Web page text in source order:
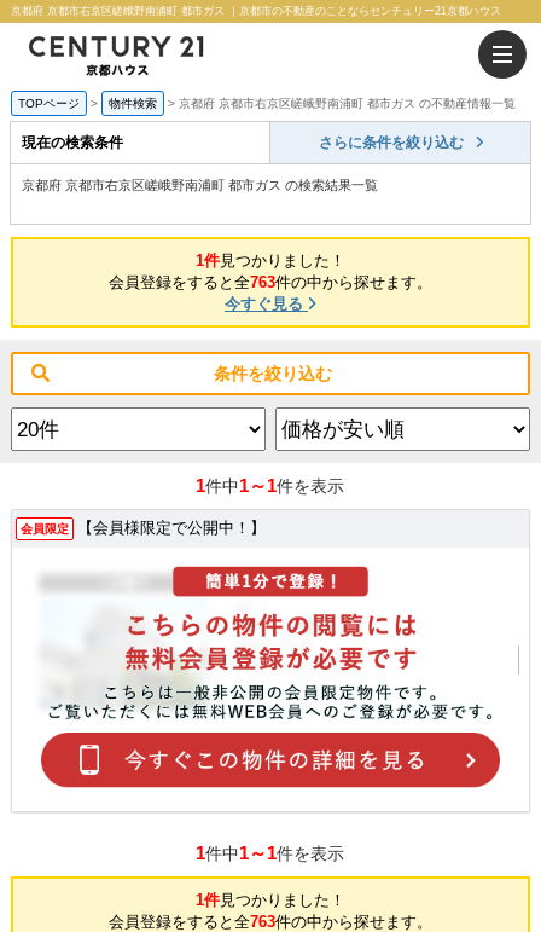
京都府 京都市右京区嵯峨野南浦町 都市ガス ｜京都市の不動産のことならセンチュリー21京都ハウス
TOPページ 物件検索 京都府 京都市右京区嵯峨野南浦町 都市ガス の不動産情報一覧
現在の検索条件 さらに条件を絞り込む
京都府 京都市右京区嵯峨野南浦町 都市ガス の検索結果一覧
1件見つかりました！
会員登録をすると全763件の中から探せます。
今すぐ見る
条件を絞り込む
1件中1～1件を表示
会員限定 【会員様限定で公開中！】
1件中1～1件を表示
1件見つかりました！
会員登録をすると全763件の中から探せます。